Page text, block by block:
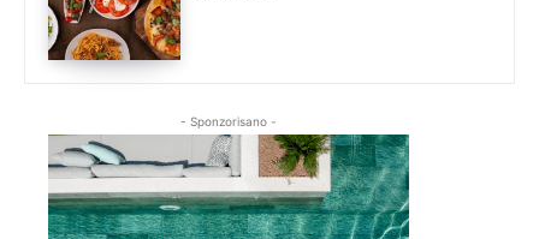
- Sponzorisano -